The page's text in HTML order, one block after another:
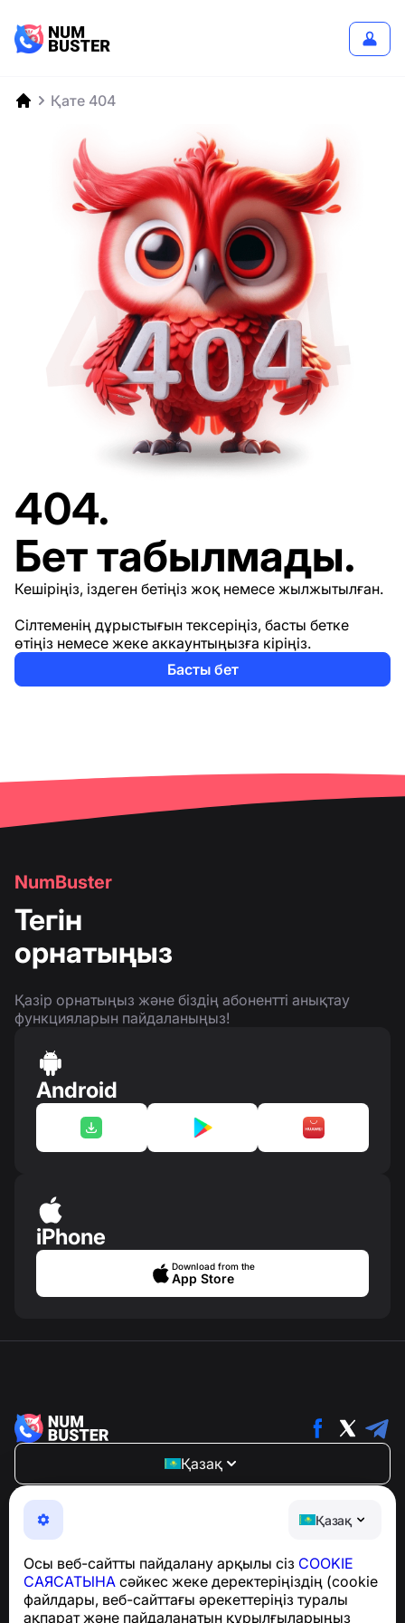
Қазақ
Осы веб-сайтты пайдалану арқылы сіз COOKIE
САЯСАТЫНА сәйкес жеке деректеріңіздің (cookie
файлдары, веб-сайттағы әрекеттеріңіз туралы
ақпарат және пайдаланатын құрылғыларыңыз
Қате 404
404.
Бет табылмады.
Кешіріңіз, іздеген бетіңіз жоқ немесе жылжытылған.
Сілтеменің дұрыстығын тексеріңіз, басты бетке
өтіңіз немесе жеке аккаунтыңызға кіріңіз.
Басты бет
NumBuster
Тегін
орнатыңыз
Қазір орнатыңыз және біздің абонентті анықтау
функцияларын пайдаланыңыз!
Android
iPhone
Download from the
App Store
Қазақ
NumBuster © 2013—2026 ·
Телефон алаяқтарынан, спамнан және қажетсіз
хабарламалардан қорғайтын ыңғайлы қолданба
үшін: support@numbuster.com